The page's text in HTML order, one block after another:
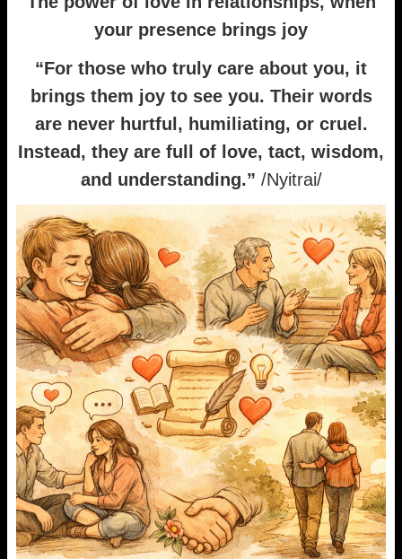
your presence brings joy
“For those who truly care about you, it
brings them joy to see you. Their words
are never hurtful, humiliating, or cruel.
Instead, they are full of love, tact, wisdom,
and understanding.” /Nyitrai/